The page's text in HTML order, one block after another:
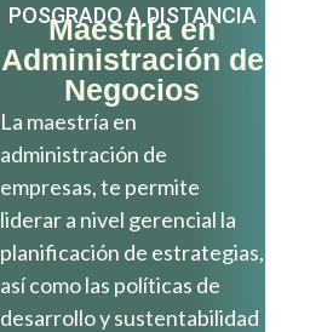
POSGRADO A DISTANCIA
Maestría en
Administración de
Negocios
La maestría en
administración de
empresas, te permite
liderar a nivel gerencial la
planificación de estrategias,
así como las políticas de
desarrollo y sustentabilidad